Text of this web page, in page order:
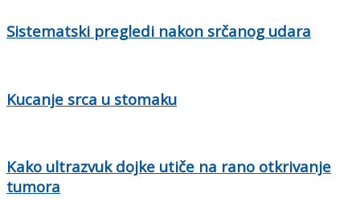
Sistematski pregledi nakon srčanog udara
Kucanje srca u stomaku
Kako ultrazvuk dojke utiče na rano otkrivanje
tumora